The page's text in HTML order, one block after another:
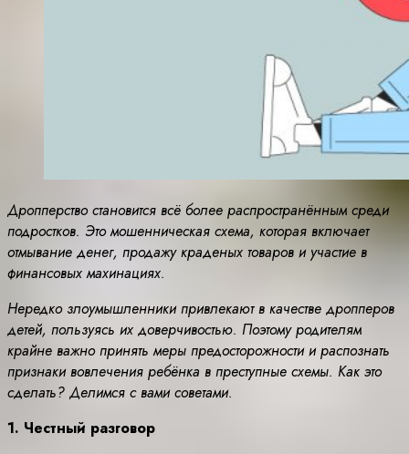
Дропперство становится всё более распространённым среди
подростков. Это мошенническая схема, которая включает
отмывание денег, продажу краденых товаров и участие в
финансовых махинациях.
Нередко злоумышленники привлекают в качестве дропперов
детей, пользуясь их доверчивостью. Поэтому родителям
крайне важно принять меры предосторожности и распознать
признаки вовлечения ребёнка в преступные схемы. Как это
сделать? Делимся с вами советами.
1. Честный разговор